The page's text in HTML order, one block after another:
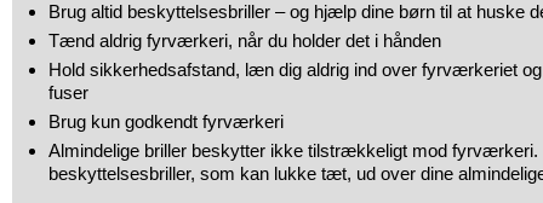
Brug altid beskyttelsesbriller – og hjælp dine børn til at huske
Tænd aldrig fyrværkeri, når du holder det i hånden
Hold sikkerhedsafstand, læn dig aldrig ind over fyrværkeriet og
fuser
Brug kun godkendt fyrværkeri
Almindelige briller beskytter ikke tilstrækkeligt mod fyrværkeri.
beskyttelsesbriller, som kan lukke tæt, ud over dine